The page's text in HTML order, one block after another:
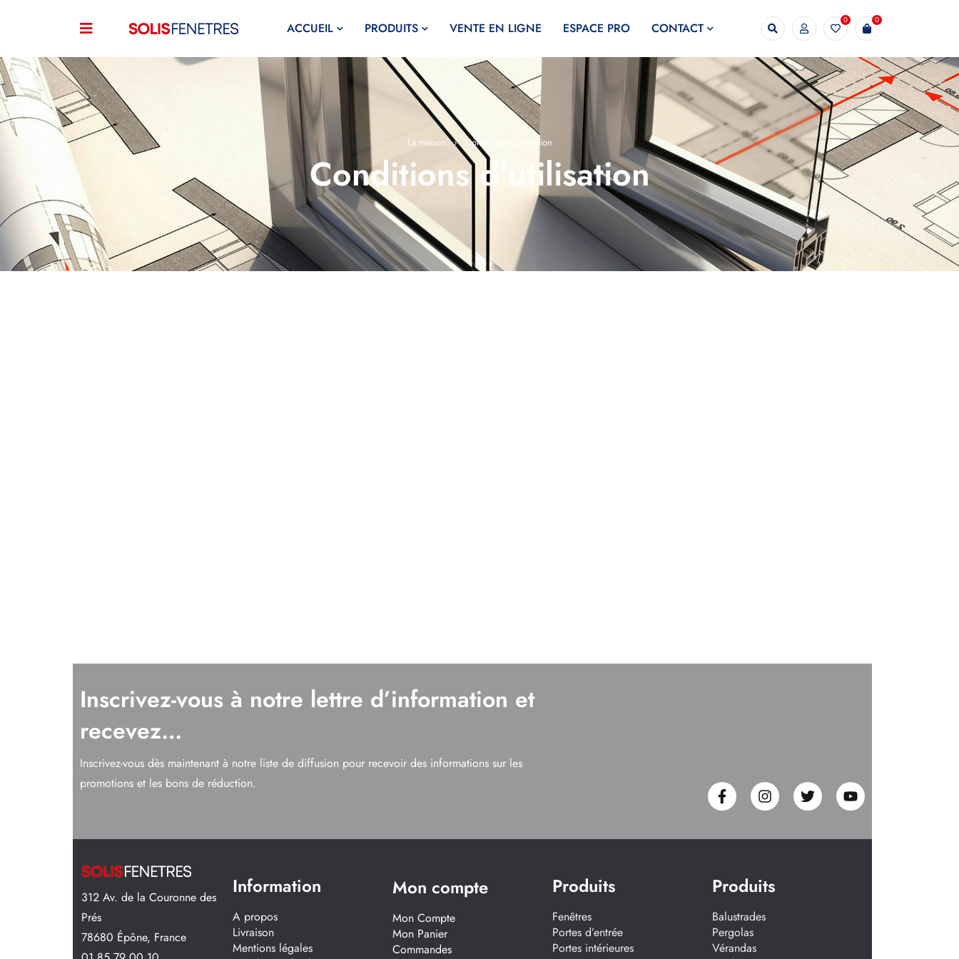
ACCUEIL PRODUITS VENTE EN LIGNE ESPACE PRO CONTACT
0 0
La maison › Conditions d’utilisation
Conditions d’utilisation
Inscrivez-vous à notre lettre d’information et
recevez…
Inscrivez-vous dès maintenant à notre liste de diffusion pour recevoir des informations sur les
promotions et les bons de réduction.
312 Av. de la Couronne des
Prés
78680 Épône, France
Information
A propos
Livraison
Mentions légales
Mon compte
Mon Compte
Mon Panier
Commandes
Produits
Fenêtres
Portes d’entrée
Portes intérieures
Produits
Balustrades
Pergolas
Vérandas